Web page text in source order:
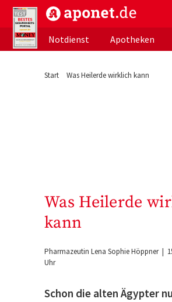
aponet.de - Das offizielle
Notdienst
Apotheken
Start Was Heilerde wirklich kann
Was Heilerde
kann
Pharmazeutin Lena Sophie Höppner|
Uhr
Schon die alten Ägypter